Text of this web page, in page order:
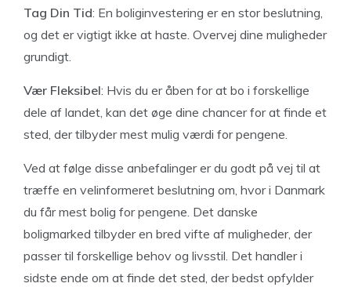
Tag Din Tid: En boliginvestering er en stor beslutning,
og det er vigtigt ikke at haste. Overvej dine muligheder
grundigt.
Vær Fleksibel: Hvis du er åben for at bo i forskellige
dele af landet, kan det øge dine chancer for at finde et
sted, der tilbyder mest mulig værdi for pengene.
Ved at følge disse anbefalinger er du godt på vej til at
træffe en velinformeret beslutning om, hvor i Danmark
du får mest bolig for pengene. Det danske
boligmarked tilbyder en bred vifte af muligheder, der
passer til forskellige behov og livsstil. Det handler i
sidste ende om at finde det sted, der bedst opfylder